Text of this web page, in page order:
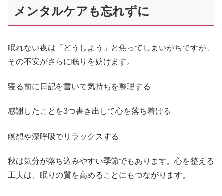
メンタルケアも忘れずに
眠れない夜は「どうしよう」と焦ってしまいがちですが、
その不安がさらに眠りを妨げます。
寝る前に日記を書いて気持ちを整理する
感謝したことを3つ書き出して心を落ち着ける
瞑想や深呼吸でリラックスする
秋は気分が落ち込みやすい季節でもあります。心を整える
工夫は、眠りの質を高めることにもつながります。